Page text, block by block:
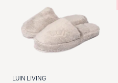
LUIN LIVING